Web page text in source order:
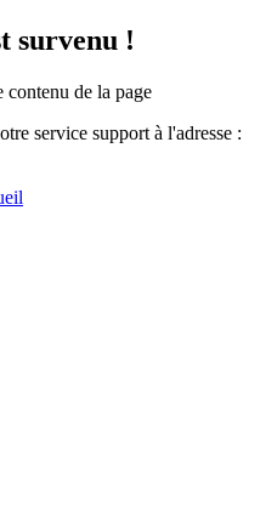
survenu !
contenu de la page
service support à l'adresse :